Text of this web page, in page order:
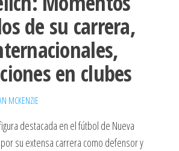
de su carrera,
en clubes
MCKENZIE
destacada en el fútbol de Nueva
su extensa carrera como defensor y